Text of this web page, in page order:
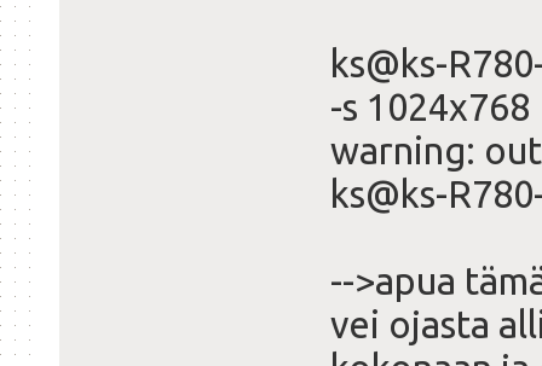
ks@ks-
-s 1024x768
warning:
ks@ks-
-->apua
vei ojasta